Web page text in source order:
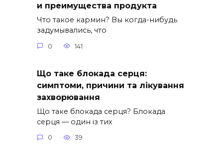
и преимущества продукта
Что такое кармин? Вы когда-нибудь
задумывались, что
0 141
Що таке блокада серця:
симптоми, причини та лікування
захворювання
Що таке блокада серця? Блокада
серця — один із тих
0 39